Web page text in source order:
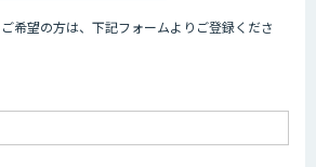
希望の方は、下記フォームよりご登録くださ